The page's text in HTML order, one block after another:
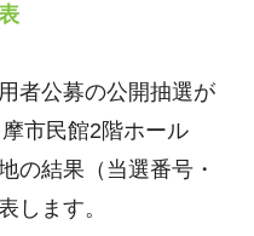
者公募の公開抽選が
市民館2階ホール
の結果（当選番号・
します。